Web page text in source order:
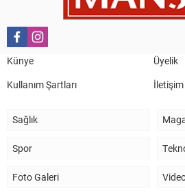
Künye
Üyelik
Kullanım Şartları
İletişim
Sağlık
Spor
Foto Galeri